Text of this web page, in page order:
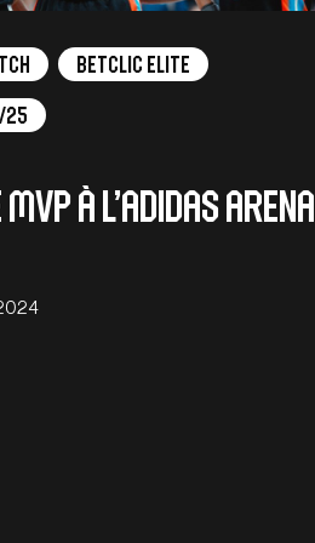
Betclic Elite
25
MVP à l’adidas arena